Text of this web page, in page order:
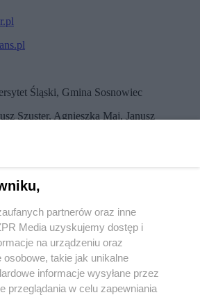
Śląski, Gmina Sosnowiec
Szuster, Agnieszka Maj, Janusz
Krzysztof Habirek
99,1 FM
rzeczywistym
Rozgłośnia Radiowa
uzyskać w Centralnym Rejestrze
pod adresem Portal Podatkowy
). Beneficjentami rzeczywistymi
Agata Benbenek.
partnerów oraz inne
Media uzyskujemy dostęp i
na urządzeniu oraz
takie jak unikalne
informacje wysyłane przez
przeglądania w celu zapewniania